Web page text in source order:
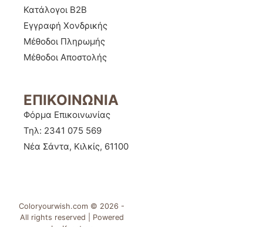
Κατάλογοι B2B
Εγγραφή Χονδρικής
Μέθοδοι Πληρωμής
Μέθοδοι Αποστολής
ΕΠΙΚΟΙΝΩΝΙΑ
Φόρμα Επικοινωνίας
Τηλ: 2341 075 569
Νέα Σάντα, Κιλκίς, 61100
Coloryourwish.com © 2026 -
All rights reserved | Powered